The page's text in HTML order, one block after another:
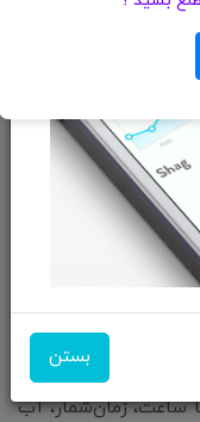
بستن
بخش را باید در دو
که ساعت‌ها و مچ
جایی که ساعت‌های
دیده نمی‌شود. هر دو
از پیش نصب
ساعت، زمان‌شمار، آب